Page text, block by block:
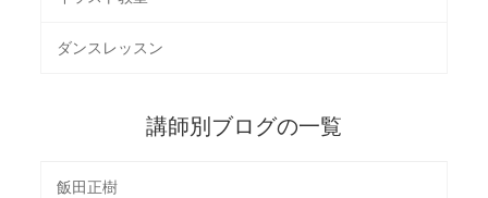
ダンスレッスン
講師別ブログの一覧
飯田正樹